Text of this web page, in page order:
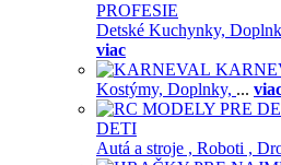
PROFESIE
Detské Kuchynky,
viac
Kostýmy, Doplnky, ...
DETI
Autá a stroje , Roboti ,